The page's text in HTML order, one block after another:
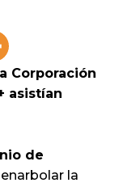
Corporación
asistían
de
la